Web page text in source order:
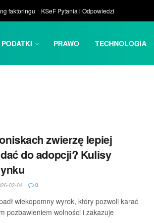
faktoringu KSeF Pytania i Odpowiedzi
PODATKI PRAWO TECHNOLOGIA
zwierzę lepiej
do adopcji? Kulisy
02-04 0
wiekopomny wyrok, który pozwoli karać
pozbawieniem wolności i zakazuje